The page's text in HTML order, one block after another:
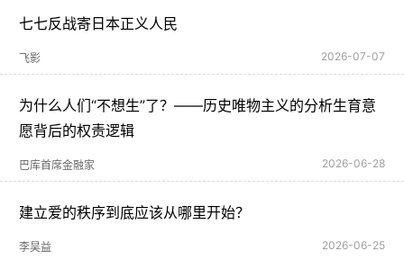
七七反战寄日本正义人民
飞影 2026-07-07
为什么人们“不想生”了？――历史唯物主义的分析生育意
愿背后的权责逻辑
巴库首席金融家 2026-06-28
建立爱的秩序到底应该从哪里开始？
李昊益 2026-06-25